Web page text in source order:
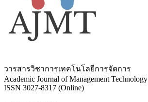
วารสารวิชาการเทคโนโลยีการจัดการ
Academic Journal of Management Technology
ISSN 3027-8317 (Online)